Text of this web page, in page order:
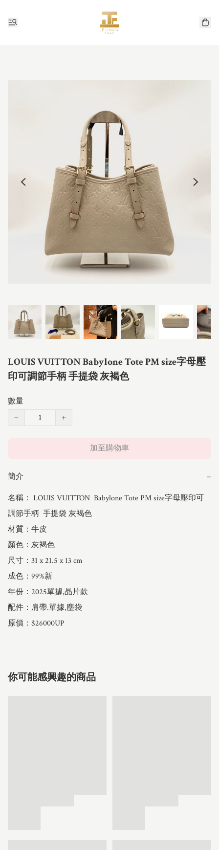
LOUIS VUITTON Babylone Tote PM size字母壓
印可調節手柄 手提袋 灰褐色
數量
−
+
加至購物車
簡介 −
名稱： LOUIS VUITTON  Babylone Tote PM size字母壓印可
調節手柄  手提袋 灰褐色
材質：牛皮
顏色：灰褐色
尺寸：31 x 21.5 x 13 cm
成色：99%新
年份：2025單據,晶片款
配件：肩帶.單據,塵袋
原價：$26000UP
你可能感興趣的商品